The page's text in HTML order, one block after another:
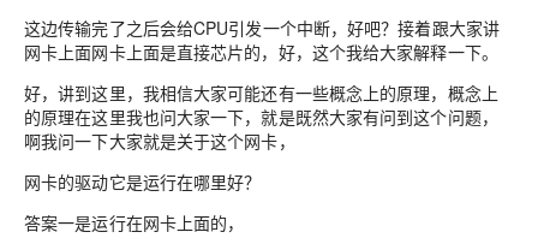
这边传输完了之后会给CPU引发一个中断，好吧？接着跟大家讲
网卡上面网卡上面是直接芯片的，好，这个我给大家解释一下。
好，讲到这里，我相信大家可能还有一些概念上的原理，概念上
的原理在这里我也问大家一下，就是既然大家有问到这个问题，
啊我问一下大家就是关于这个网卡，
网卡的驱动它是运行在哪里好？
答案一是运行在网卡上面的，